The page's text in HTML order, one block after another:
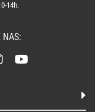
14h.
NAS: